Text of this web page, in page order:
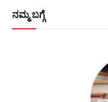
ನಮ್ಮ ಬಗ್ಗೆ